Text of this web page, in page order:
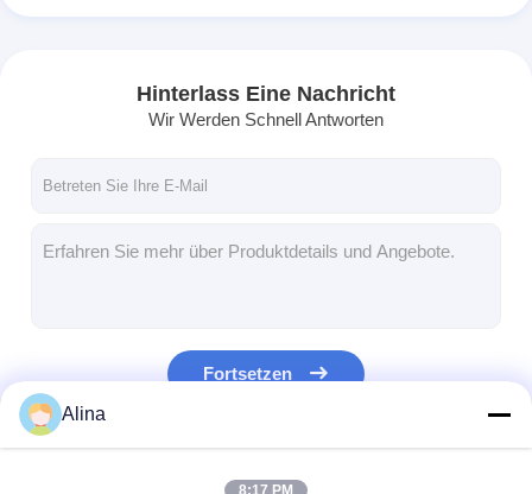
Hinterlass Eine Nachricht
Wir Werden Schnell Antworten
Fortsetzen
Alina
8:17 PM